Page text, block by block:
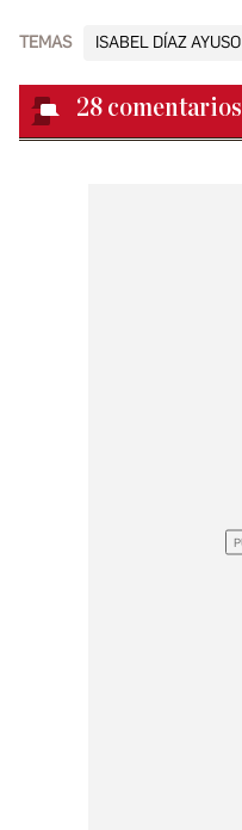
TEMAS ISABEL DÍAZ AYUSO
28 comentarios